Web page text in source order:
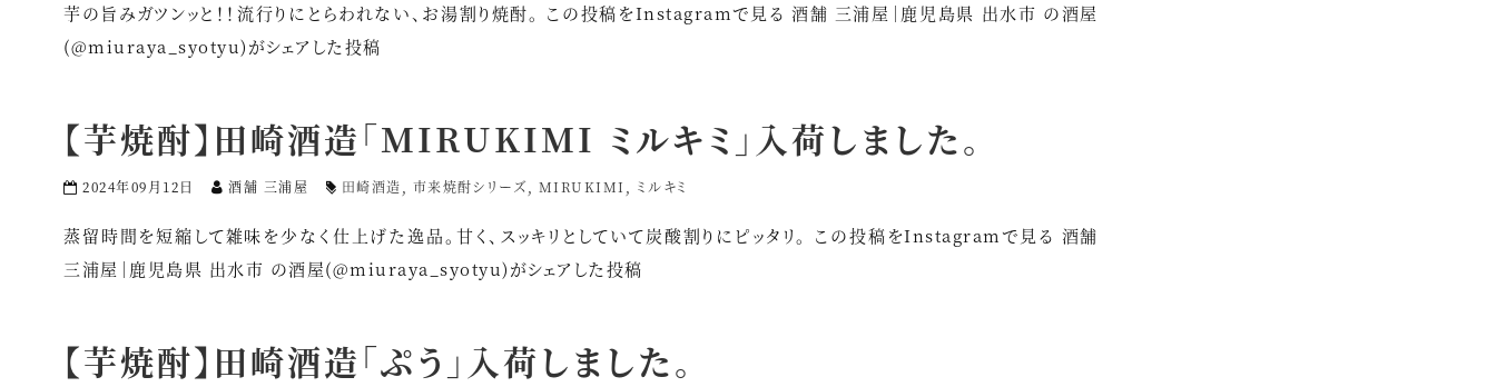
芋の旨みガツンッと！！流行りにとらわれない、お湯割り焼酎。 この投稿をInstagramで見る 酒舗 三浦屋｜鹿児島県 出水市 の酒屋
(@miuraya_syotyu)がシェアした投稿
【芋焼酎】田崎酒造「MIRUKIMI ミルキミ」入荷しました。
2024年09月12日 酒舗 三浦屋 田崎酒造 市来焼酎シリーズ MIRUKIMI ミルキミ
蒸留時間を短縮して雑味を少なく仕上げた逸品。甘く、スッキリとしていて炭酸割りにピッタリ。 この投稿をInstagramで見る 酒舗
三浦屋｜鹿児島県 出水市 の酒屋(@miuraya_syotyu)がシェアした投稿
【芋焼酎】田崎酒造「ぷう」入荷しました。